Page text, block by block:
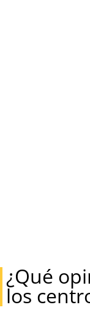
¿Qué
los